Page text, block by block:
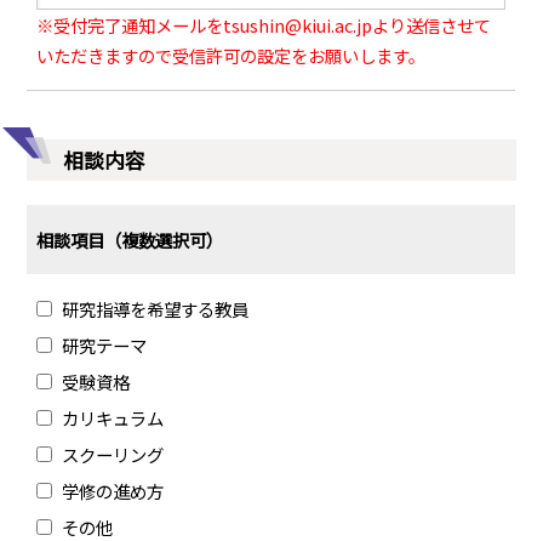
※受付完了通知メールをtsushin@kiui.ac.jpより送信させて
いただきますので受信許可の設定をお願いします。
相談内容
相談項目（複数選択可）
研究指導を希望する教員
研究テーマ
受験資格
カリキュラム
スクーリング
学修の進め方
その他